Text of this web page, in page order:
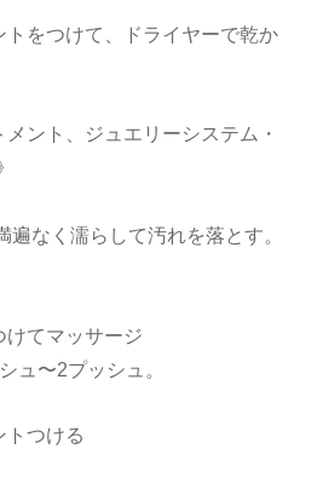
をつけて、ドライヤーで乾か
メント、ジュエリーシステム・
遍なく濡らして汚れを落とす。
てマッサージ
ュ〜2プッシュ。
つける